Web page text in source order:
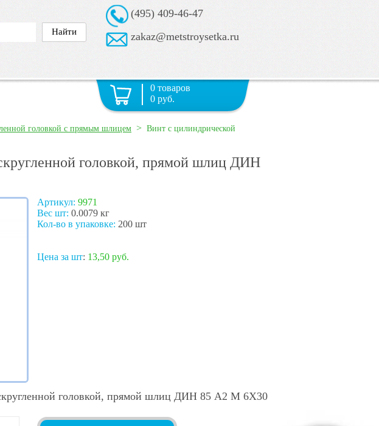
(495) 409-46-47
zakaz@metstroysetka.ru
0 товаров
0 руб.
головкой с прямым шлицем > Винт с цилиндрической
головкой, прямой шлиц ДИН
Артикул: 9971
Вес шт: 0.0079 кг
Кол-во в упаковке: 200 шт
Цена за шт: 13,50 руб.
головкой, прямой шлиц ДИН 85 А2 M 6X30